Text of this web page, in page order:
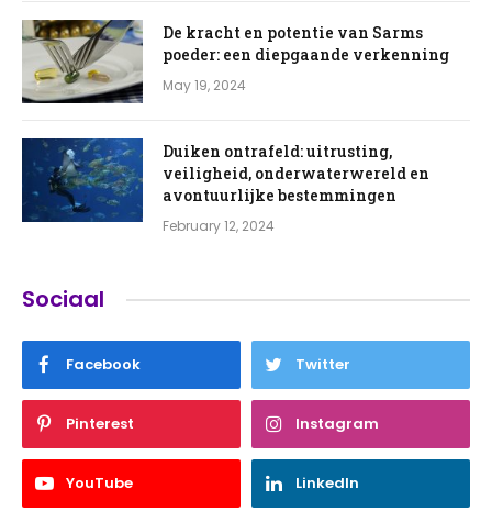
De kracht en potentie van Sarms
poeder: een diepgaande verkenning
May 19, 2024
Duiken ontrafeld: uitrusting,
veiligheid, onderwaterwereld en
avontuurlijke bestemmingen
February 12, 2024
Sociaal
Facebook Twitter
Pinterest Instagram
YouTube LinkedIn